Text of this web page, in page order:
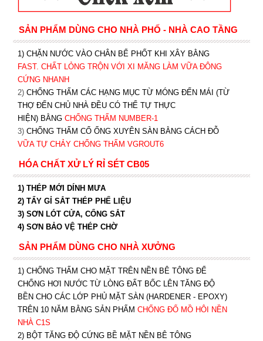
SẢN PHẨM DÙNG CHO NHÀ PHỐ - NHÀ CAO TẦNG
1) CHẶN NƯỚC VÀO CHÂN BỂ PHỐT KHI XÂY BẰNG
FAST. CHẤT LỎNG TRỘN VỚI XI MĂNG LÀM VỮA ĐÔNG
CỨNG NHANH
2) CHỐNG THẤM CÁC HẠNG MỤC TỪ MÓNG ĐẾN MÁI (TỪ
THỢ ĐẾN CHỦ NHÀ ĐỀU CÓ THỂ TỰ THỰC
HIỆN) BẰNG CHỐNG THẤM NUMBER-1
3) CHỐNG THẤM CỔ ỐNG XUYÊN SÀN BẰNG CÁCH ĐỖ
VỮA TỰ CHẢY CHỐNG THẤM VGROUT6
HÓA CHẤT XỬ LÝ RỈ SÉT CB05
1) THÉP MỚI DÍNH MƯA
2) TẨY GỈ SẮT THÉP PHẾ LIỆU
3) SƠN LÓT CỬA, CỔNG SẮT
4) SƠN BẢO VỆ THÉP CHỜ
SẢN PHẨM DÙNG CHO NHÀ XƯỞNG
1) CHỐNG THẤM CHO MẶT TRÊN NỀN BÊ TÔNG ĐỂ
CHỐNG HƠI NƯỚC TỪ LÒNG ĐẤT BỐC LÊN TĂNG ĐỘ
BỀN CHO CÁC LỚP PHỦ MẶT SÀN (HARDENER - EPOXY)
TRÊN 10 NĂM BẰNG SẢN PHẨM CHỐNG ĐỔ MỒ HÔI NỀN
NHÀ C1S
2) BỘT TĂNG ĐỘ CỨNG BỀ MẶT NỀN BÊ TÔNG